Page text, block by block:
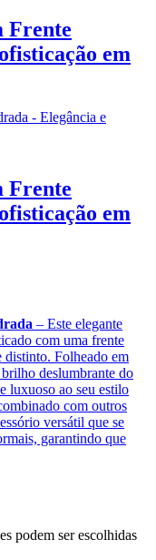
Frente
em
Frente
em
– Este elegante
com uma frente
distinto. Folheado em
deslumbrante do
luxuoso ao seu estilo
com outros
versátil que se
garantindo que
podem ser escolhidas